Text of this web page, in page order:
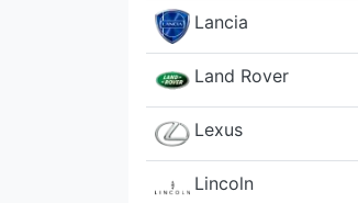
Lancia
Land Rover
Lexus
Lincoln